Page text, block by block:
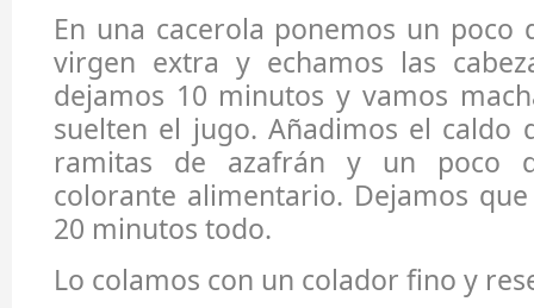
En una cacerola ponemos un poco
virgen extra y echamos las
dejamos 10 minutos y vamos
suelten el jugo. Añadimos el caldo
ramitas de azafrán y un poco
colorante alimentario. Dejamos
20 minutos todo.
Lo colamos con un colador fino y